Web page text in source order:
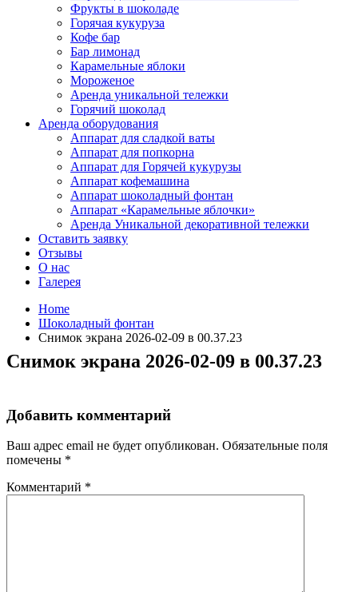
Фрукты в шоколаде
Горячая кукуруза
Кофе бар
Бар лимонад
Карамельные яблоки
Мороженое
Аренда уникальной тележки
Горячий шоколад
Аренда оборудования
Аппарат для сладкой ваты
Аппарат для попкорна
Аппарат для Горячей кукурузы
Аппарат кофемашина
Аппарат шоколадный фонтан
Аппарат «Карамельные яблочки»
Аренда Уникальной декоративной тележки
Оставить заявку
Отзывы
О нас
Галерея
Home
Шоколадный фонтан
Снимок экрана 2026-02-09 в 00.37.23
Снимок экрана 2026-02-09 в 00.37.23
Добавить комментарий
Ваш адрес email не будет опубликован. Обязательные поля
помечены *
Комментарий *